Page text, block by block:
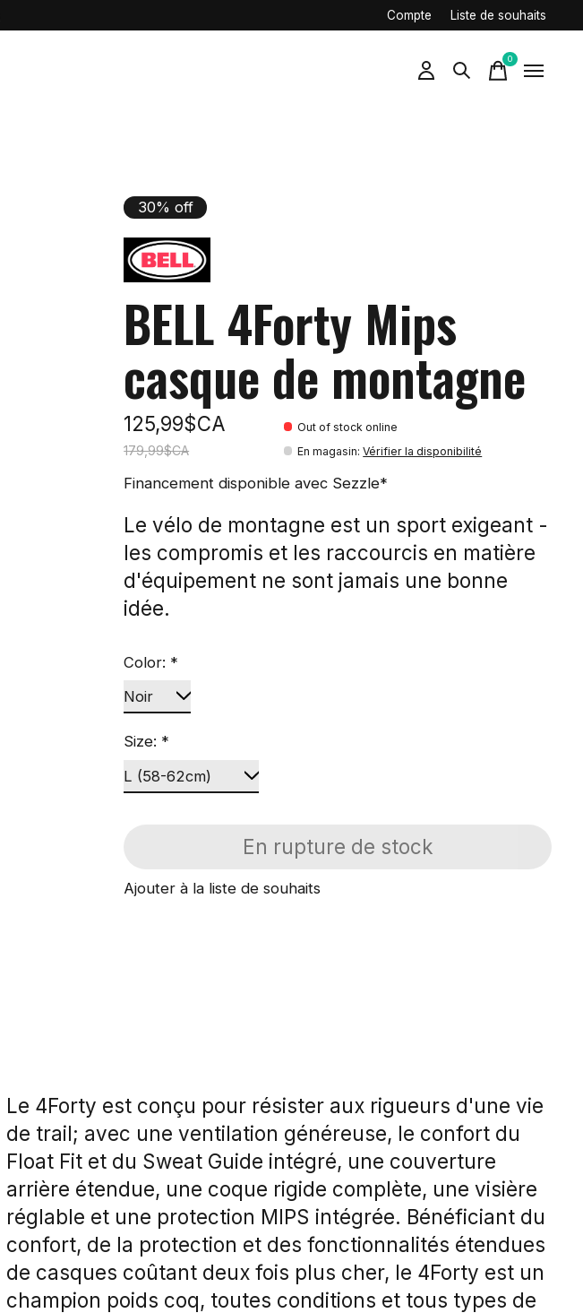
Compte Liste de souhaits
0items
30% off
BELL 4Forty Mips
casque de montagne
125,99$CA
179,99$CA
Out of stock online
En magasin:Vérifier la disponibilité
Financement disponible avec Sezzle*
Le vélo de montagne est un sport exigeant -
les compromis et les raccourcis en matière
d'équipement ne sont jamais une bonne
idée.
Color: *
Size: *
En rupture de stock
Ajouter à la liste de souhaits
Le 4Forty est conçu pour résister aux rigueurs d'une vie
de trail; avec une ventilation généreuse, le confort du
Float Fit et du Sweat Guide intégré, une couverture
arrière étendue, une coque rigide complète, une visière
réglable et une protection MIPS intégrée. Bénéficiant du
confort, de la protection et des fonctionnalités étendues
de casques coûtant deux fois plus cher, le 4Forty est un
champion poids coq, toutes conditions et tous types de